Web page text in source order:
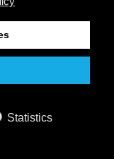
リスニング
なしの音楽
レイリスト
Alexa
Sonos